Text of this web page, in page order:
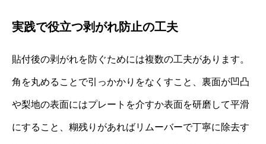
実践で役立つ剥がれ防止の工夫
貼付後の剥がれを防ぐためには複数の工夫があります。
角を丸めることで引っかかりをなくすこと、裏面が凹凸
や梨地の表面にはプレートを介すか表面を研磨して平滑
にすること、糊残りがあればリムーバーで丁寧に除去す